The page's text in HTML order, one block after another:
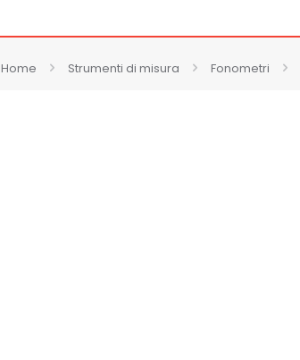
Home Strumenti di misura Fonometri